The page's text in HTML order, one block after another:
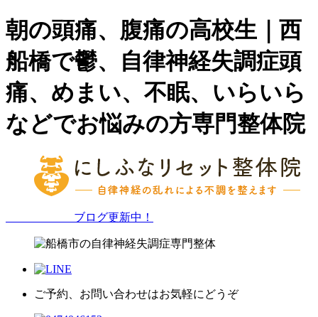
朝の頭痛、腹痛の高校生｜西
船橋で鬱、自律神経失調症頭
痛、めまい、不眠、いらいら
などでお悩みの方専門整体院
ブログ更新中！
ご予約、お問い合わせはお気軽にどうぞ